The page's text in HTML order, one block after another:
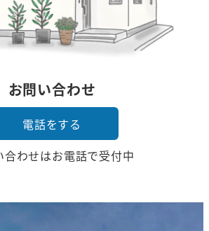
お問い合わせ
電話をする
合わせはお電話で受付中